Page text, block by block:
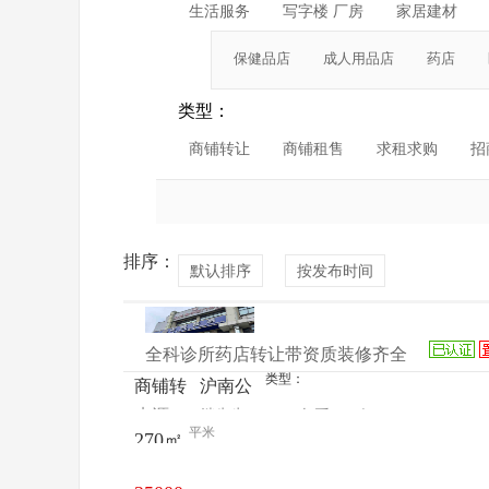
生活服务 写字楼 厂房 家居建材
保健品店 成人用品店 药店
类型：
商铺转让 商铺租售 求租求购 招
排序：
默认排序 按发布时间
全科诊所药店转让带资质装修齐全
类型：
商铺转
沪南公
来源：
270㎡ 平米